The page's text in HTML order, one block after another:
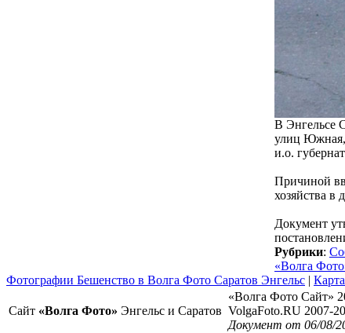
В Энгельсе
улиц Южная,
и.о.
Причиной
хозяйства
Документ
Рубрики:
«Волга
Фотографии Бешенство в Волга Фото Саратов Энгельс |
Сайт «Волга Фото» Энгельс и Саратов
«Волга Фото Сайт»
VolgaFoto.RU 2007-
Документ от 06/08/